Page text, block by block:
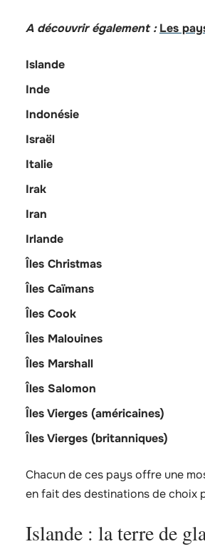
A découvrir également : Les
Islande
Inde
Indonésie
Israël
Italie
Irak
Iran
Irlande
Îles Christmas
Îles Caïmans
Îles Cook
Îles Malouines
Îles Marshall
Îles Salomon
Îles Vierges (américaines)
Îles Vierges (britanniques)
Chacun de ces pays offre une
en fait des destinations de choix
Islande : la terre de